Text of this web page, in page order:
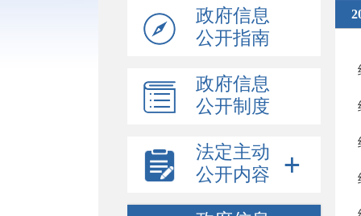
政府信息
公开指南
政府信息
公开制度
法定主动
公开内容